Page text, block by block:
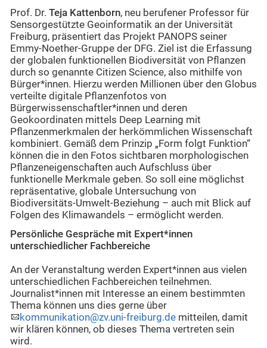
Prof. Dr. Teja Kattenborn, neu berufener Professor für
Sensorgestützte Geoinformatik an der Universität
Freiburg, präsentiert das Projekt PANOPS seiner
Emmy-Noether-Gruppe der DFG. Ziel ist die Erfassung
der globalen funktionellen Biodiversität von Pflanzen
durch so genannte Citizen Science, also mithilfe von
Bürger*innen. Hierzu werden Millionen über den Globus
verteilte digitale Pflanzenfotos von
Bürgerwissenschaftler*innen und deren
Geokoordinaten mittels Deep Learning mit
Pflanzenmerkmalen der herkömmlichen Wissenschaft
kombiniert. Gemäß dem Prinzip „Form folgt Funktion“
können die in den Fotos sichtbaren morphologischen
Pflanzeneigenschaften auch Aufschluss über
funktionelle Merkmale geben. So soll eine möglichst
repräsentative, globale Untersuchung von
Biodiversitäts-Umwelt-Beziehung – auch mit Blick auf
Folgen des Klimawandels – ermöglicht werden.
Persönliche Gespräche mit Expert*innen
unterschiedlicher Fachbereiche
An der Veranstaltung werden Expert*innen aus vielen
unterschiedlichen Fachbereichen teilnehmen.
Journalist*innen mit Interesse an einem bestimmten
Thema können uns dies gerne über
kommunikation@zv.uni-freiburg.de mitteilen, damit
wir klären können, ob dieses Thema vertreten sein
wird.